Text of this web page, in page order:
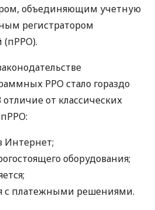
объединяющим учетную
регистратором
(пРРО).
РРО стало гораздо
от классических
пРРО:
Интернет;
оборудования;
с платежными решениями.